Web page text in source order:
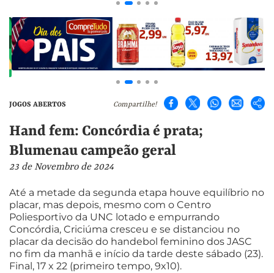
JOGOS ABERTOS Compartilhe!
Hand fem: Concórdia é prata;
Blumenau campeão geral
23 de Novembro de 2024
Até a metade da segunda etapa houve equilíbrio no
placar, mas depois, mesmo com o Centro
Poliesportivo da UNC lotado e empurrando
Concórdia, Criciúma cresceu e se distanciou no
placar da decisão do handebol feminino dos JASC
no fim da manhã e início da tarde deste sábado (23).
Final, 17 x 22 (primeiro tempo, 9x10).